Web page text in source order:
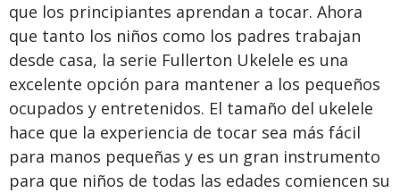
que los principiantes aprendan a tocar. Ahora
que tanto los niños como los padres trabajan
desde casa, la serie Fullerton Ukelele es una
excelente opción para mantener a los pequeños
ocupados y entretenidos. El tamaño del ukelele
hace que la experiencia de tocar sea más fácil
para manos pequeñas y es un gran instrumento
para que niños de todas las edades comiencen su